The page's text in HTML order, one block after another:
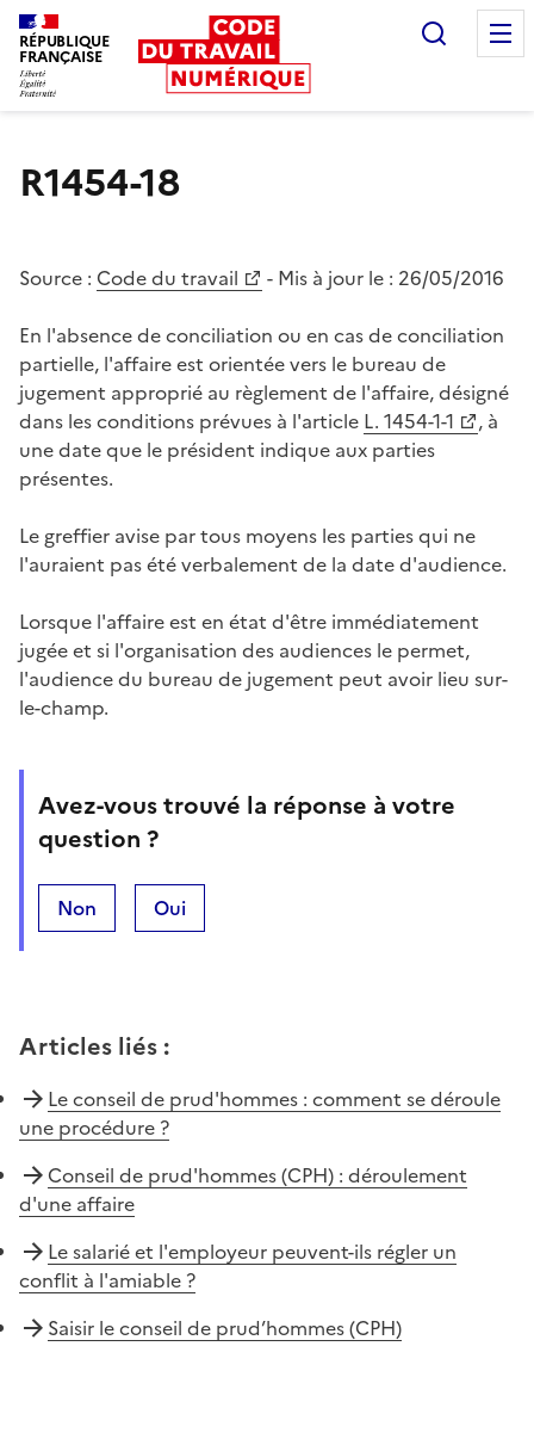
RÉPUBLIQUE
FRANÇAISE
R1454-18
Source : Code du travail - Mis à jour le : 26/05/2016
En l'absence de conciliation ou en cas de conciliation
partielle, l'affaire est orientée vers le bureau de
jugement approprié au règlement de l'affaire, désigné
dans les conditions prévues à l'article L. 1454-1-1
, à
une date que le président indique aux parties
présentes.
Le greffier avise par tous moyens les parties qui ne
l'auraient pas été verbalement de la date d'audience.
Lorsque l'affaire est en état d'être immédiatement
jugée et si l'organisation des audiences le permet,
l'audience du bureau de jugement peut avoir lieu sur-
le-champ.
Avez-vous trouvé la réponse à votre
question ?
Non Oui
Articles liés :
Le conseil de prud'hommes : comment se déroule
une procédure ?
Conseil de prud'hommes (CPH) : déroulement
d'une affaire
Le salarié et l'employeur peuvent-ils régler un
conflit à l'amiable ?
Saisir le conseil de prud’hommes (CPH)